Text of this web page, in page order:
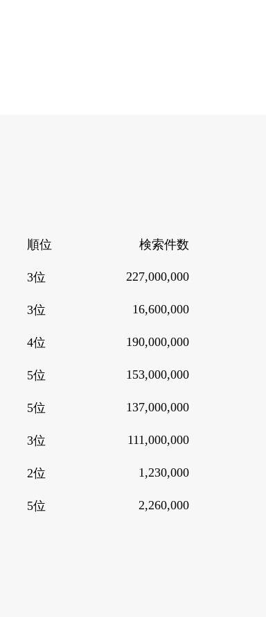
順位 検索件数
3位 227,000,000
3位 16,600,000
4位 190,000,000
5位 153,000,000
5位 137,000,000
3位 111,000,000
2位 1,230,000
5位 2,260,000